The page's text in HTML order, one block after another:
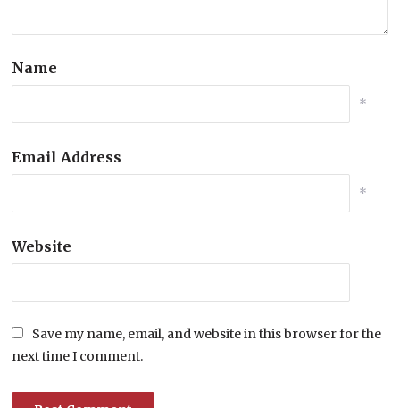
Name
*
Email Address
*
Website
Save my name, email, and website in this browser for the
next time I comment.